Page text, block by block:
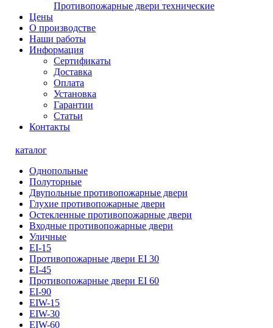
Противопожарные двери технические
Цены
О производстве
Наши работы
Информация
Сертификаты
Доставка
Оплата
Установка
Гарантии
Статьи
Контакты
каталог
Однопольные
Полуторные
Двупольные противопожарные двери
Глухие противопожарные двери
Остекленные противопожарные двери
Входные противопожарные двери
Уличные
EI-15
Противопожарные двери EI 30
EI-45
Противопожарные двери EI 60
EI-90
EIW-15
EIW-30
EIW-60